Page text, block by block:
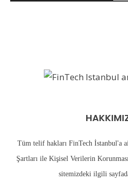
Tüm telif hakları FinTech İstanbul'a
Şartları ile Kişisel Verilerin
sitemizdeki ilgili